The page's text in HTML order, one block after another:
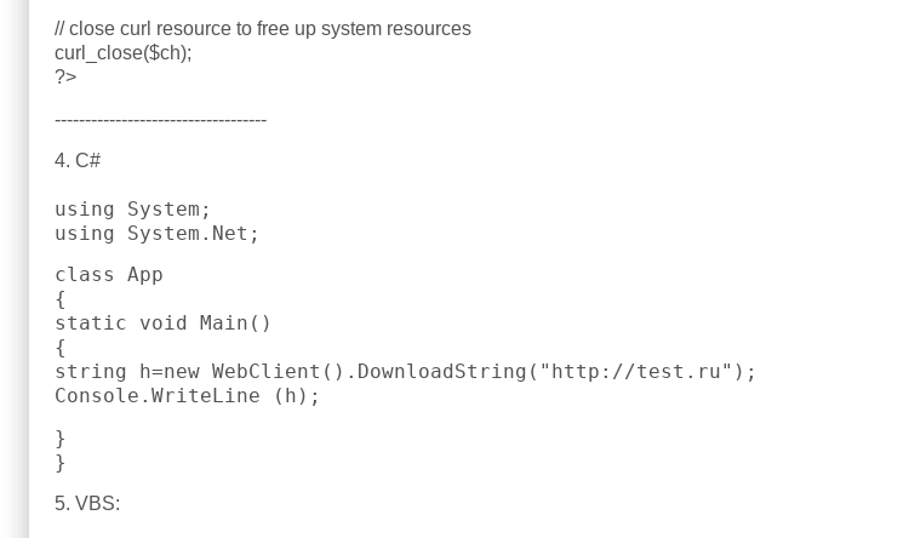
// close curl resource to free up system resources
curl_close($ch);
?>
-----------------------------------
4. C#
using System;
using System.Net;
class App
{
static void Main()
{
string h=new WebClient().DownloadString("http://test.ru");
Console.WriteLine (h);
}
}
5. VBS: